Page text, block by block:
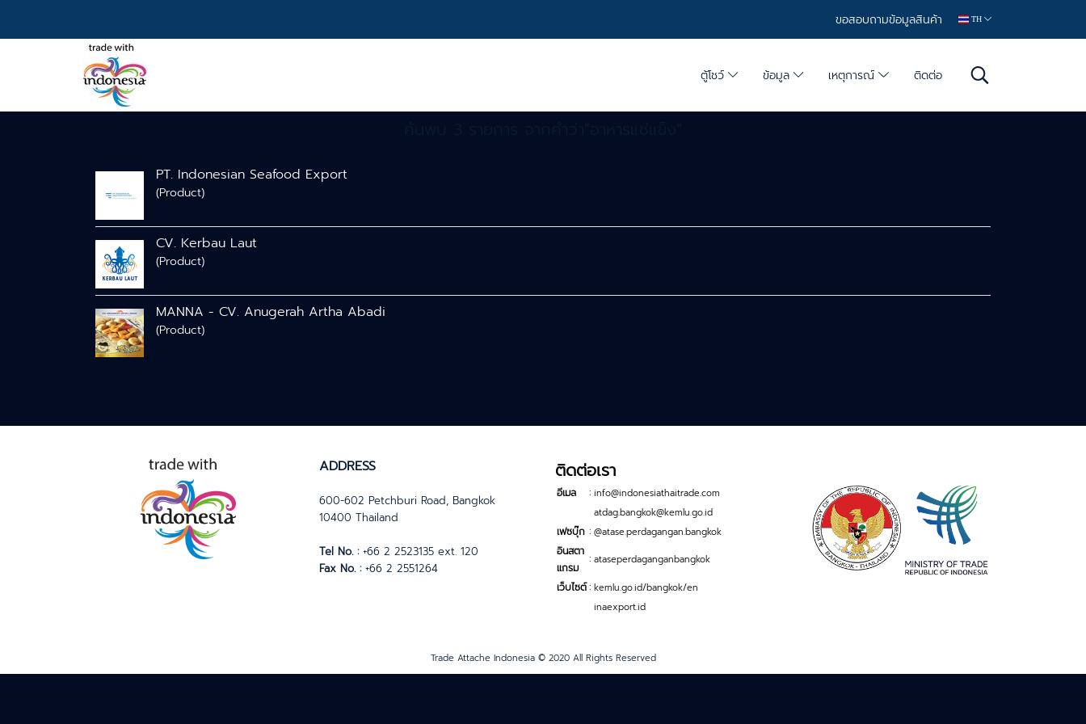
ขอสอบถามข้อมูลสินค้า TH
ตู้โชว์ ข้อมูล เหตุการณ์ ติดต่อ
PT. Indonesian Seafood Export
(Product)
CV. Kerbau Laut
(Product)
MANNA - CV. Anugerah Artha Abadi
(Product)
ADDRESS
600-602 Petchburi Road, Bangkok
10400 Thailand
Tel No. :+66 2 2523135 ext. 120
Fax No. :+66 2 2551264
ติดต่อเรา
อีเมล : info@indonesiathaitrade.com
atdag.bangkok@kemlu.go.id
เฟซบุ๊ก : @atase.perdagangan.bangkok
อินสตา
แกรม
: ataseperdaganganbangkok
เว็บไซต์: kemlu.go.id/bangkok/en
inaexport.id
Trade Attache Indonesia © 2020 All Rights Reserved